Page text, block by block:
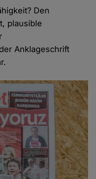
Den
plausible
Anklageschrift